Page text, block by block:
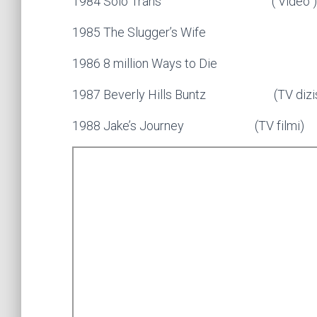
1985 The Slugger’s Wife
1986 8 million Ways to Die
1987 Beverly Hills Buntz (TV
1988 Jake’s Journey (TV filmi)